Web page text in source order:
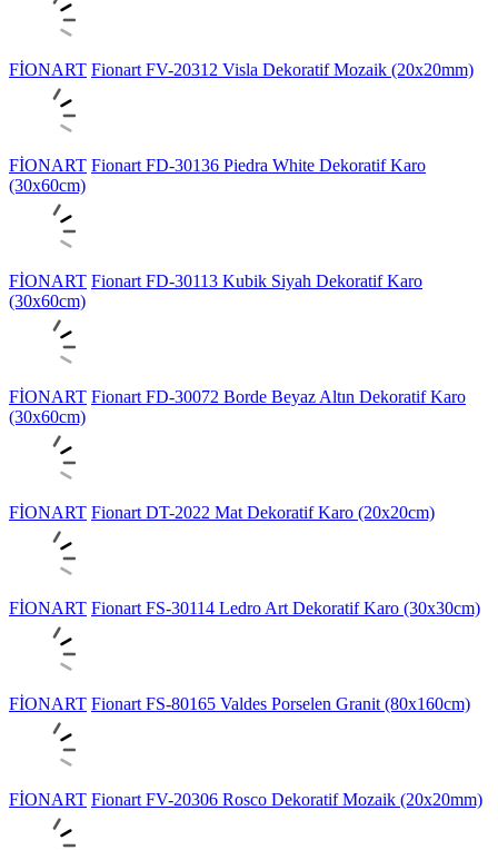
FİONART Fionart FV-20312 Visla Dekoratif Mozaik (20x20mm)
FİONART Fionart FD-30136 Piedra White Dekoratif Karo
(30x60cm)
FİONART Fionart FD-30113 Kubik Siyah Dekoratif Karo
(30x60cm)
FİONART Fionart FD-30072 Borde Beyaz Altın Dekoratif Karo
(30x60cm)
FİONART Fionart DT-2022 Mat Dekoratif Karo (20x20cm)
FİONART Fionart FS-30114 Ledro Art Dekoratif Karo (30x30cm)
FİONART Fionart FS-80165 Valdes Porselen Granit (80x160cm)
FİONART Fionart FV-20306 Rosco Dekoratif Mozaik (20x20mm)